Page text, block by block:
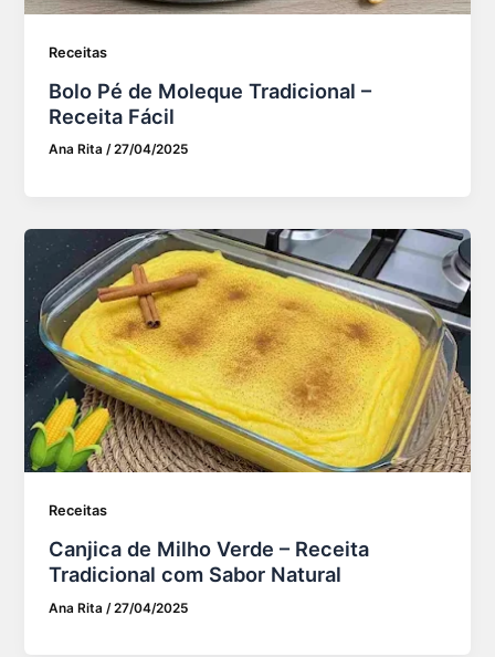
Receitas
Bolo Pé de Moleque Tradicional –
Receita Fácil
Ana Rita/27/04/2025
Receitas
Canjica de Milho Verde – Receita
Tradicional com Sabor Natural
Ana Rita /27/04/2025